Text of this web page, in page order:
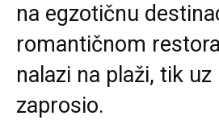
na egzotičnu
romantičnom
nalazi na plaži, tik uz
zaprosio.